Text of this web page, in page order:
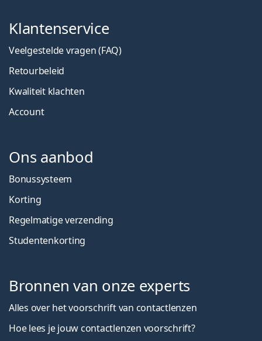
Klantenservice
Veelgestelde vragen (FAQ)
Retourbeleid
Kwaliteit klachten
Account
Ons aanbod
Bonussysteem
Korting
Regelmatige verzending
Studentenkorting
Bronnen van onze experts
Alles over het voorschrift van contactlenzen
Hoe lees je jouw contactlenzen voorschrift?